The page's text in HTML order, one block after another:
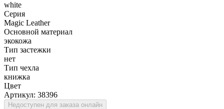
white
Серия
Magic Leather
Основной материал
экокожа
Тип застежки
нет
Тип чехла
книжка
Цвет
Артикул: 38396
Недоступен для заказа онлайн